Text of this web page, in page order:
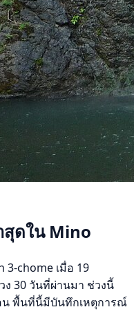
ดใน Mino
chome เมื่อ 19
ง 30 วันที่ผ่านมา ช่วงนี้
น พื้นที่นี้มีบันทึกเหตุการณ์